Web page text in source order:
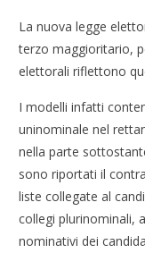
La nuova legge
terzo maggioritario,
elettorali riflettono
I modelli infatti
uninominale nel
nella parte
sono riportati il
liste collegate al
collegi plurinominali,
nominativi dei